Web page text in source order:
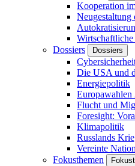
Kooperation
Neugestaltung
Dossiers
Dossiers
Die USA und
Energiepolitik
Europawahlen
Flucht und
Foresight:
Klimapolitik
Russlands
Vereinte
Fokusthemen